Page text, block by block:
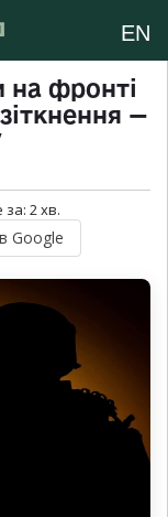
EN
на фронті
—
за: 2хв.
Google